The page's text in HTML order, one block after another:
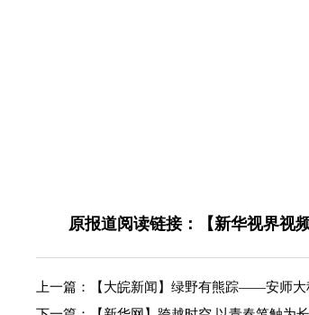
原报道阅读链接：【新华视界视
上一篇：
【大皖新闻】绿野有熊踪——安师